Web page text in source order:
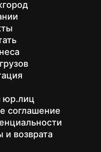
юр.лиц
соглашение
и возврата